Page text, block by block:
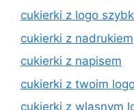
cukierki z logo
cukierki z nadrukiem
cukierki z napisem
cukierki z twoim
cukierki z wlasnym